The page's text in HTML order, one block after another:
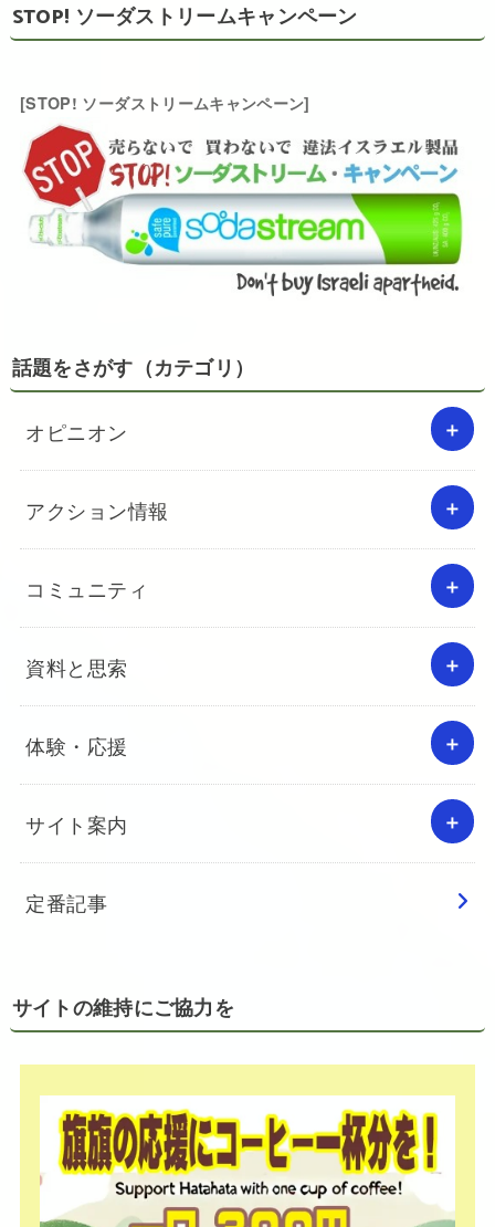
STOP! ソーダストリームキャンペーン
[STOP! ソーダストリームキャンペーン]
話題をさがす（カテゴリ）
オピニオン
アクション情報
コミュニティ
資料と思索
体験・応援
サイト案内
定番記事
サイトの維持にご協力を